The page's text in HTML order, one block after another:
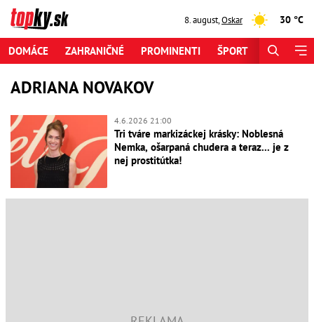
8. august,Oskar 30 °C
DOMÁCE ZAHRANIČNÉ PROMINENTI ŠPORT
ADRIANA NOVAKOV
4.6.2026 21:00
Tri tváre markizáckej krásky: Noblesná
Nemka, ošarpaná chudera a teraz... je z
nej prostitútka!